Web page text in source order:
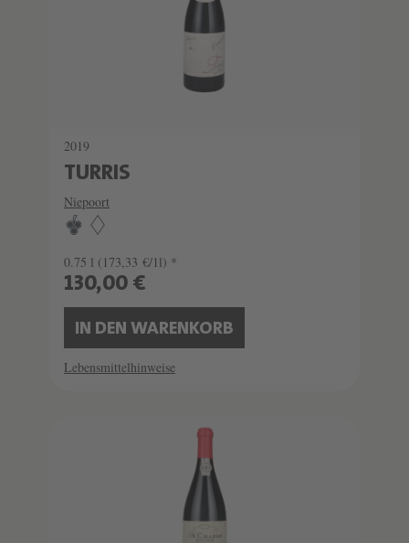
2019
TURRIS
Niepoort
0.75 l (173,33 €/1l) *
130,00 €
IN DEN WARENKORB
Lebensmittelhinweise